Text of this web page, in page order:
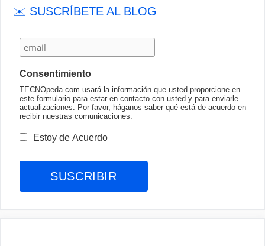
✉️ SUSCRÍBETE AL BLOG
Consentimiento
TECNOpeda.com usará la información que usted proporcione en
este formulario para estar en contacto con usted y para enviarle
actualizaciones. Por favor, háganos saber qué está de acuerdo en
recibir nuestras comunicaciones.
Estoy de Acuerdo